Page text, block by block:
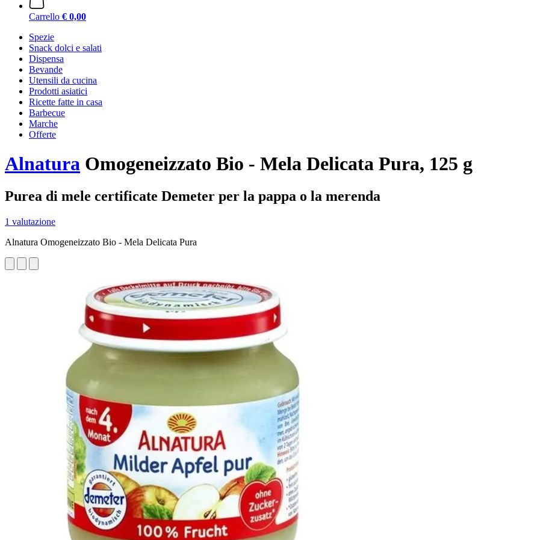
Carrello € 0,00
Spezie
Snack dolci e salati
Dispensa
Bevande
Utensili da cucina
Prodotti asiatici
Ricette fatte in casa
Barbecue
Marche
Offerte
Alnatura Omogeneizzato Bio - Mela Delicata Pura, 125 g
Purea di mele certificate Demeter per la pappa o la merenda
1 valutazione
Alnatura Omogeneizzato Bio - Mela Delicata Pura